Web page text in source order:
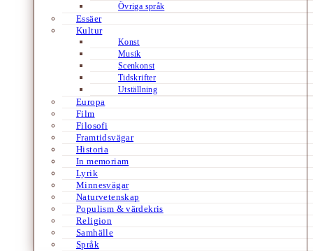
Övriga språk
Essäer
Kultur
Konst
Musik
Scenkonst
Tidskrifter
Utställning
Europa
Film
Filosofi
Framtidsvägar
Historia
In memoriam
Lyrik
Minnesvägar
Naturvetenskap
Populism & värdekris
Religion
Samhälle
Språk